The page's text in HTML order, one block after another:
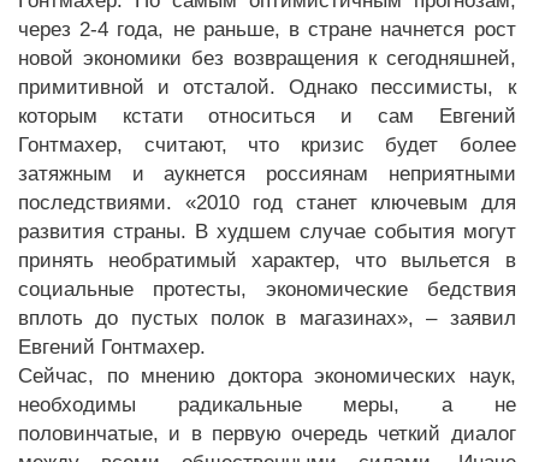
через 2-4 года, не раньше, в стране начнется рост
новой экономики без возвращения к сегодняшней,
примитивной и отсталой. Однако пессимисты, к
которым кстати относиться и сам Евгений
Гонтмахер, считают, что кризис будет более
затяжным и аукнется россиянам неприятными
последствиями. «2010 год станет ключевым для
развития страны. В худшем случае события могут
принять необратимый характер, что выльется в
социальные протесты, экономические бедствия
вплоть до пустых полок в магазинах», – заявил
Евгений Гонтмахер.
Сейчас, по мнению доктора экономических наук,
необходимы радикальные меры, а не
половинчатые, и в первую очередь четкий диалог